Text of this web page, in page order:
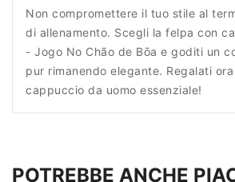
Non compromettere il tuo stile al
di allenamento. Scegli la felpa con
- Jogo No Chão de Bōa e goditi un
pur rimanendo elegante. Regalati
cappuccio da uomo essenziale!
POTREBBE ANCHE